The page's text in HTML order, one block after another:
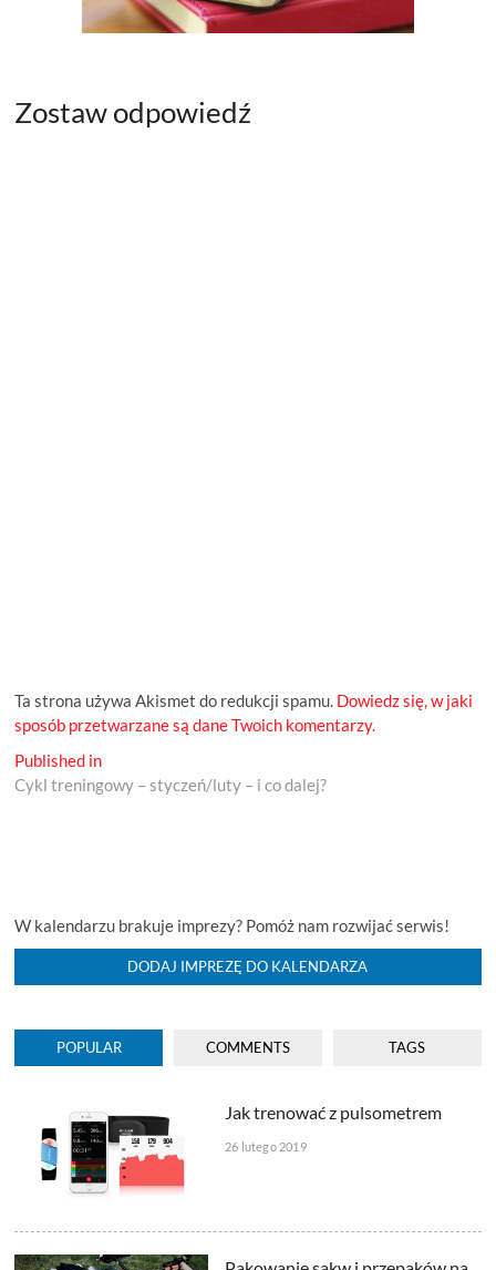
Zostaw odpowiedź
Ta strona używa Akismet do redukcji spamu. Dowiedz się, w jaki
sposób przetwarzane są dane Twoich komentarzy.
Nawigacja
wpisu
Published in
Cykl treningowy – styczeń/luty – i co dalej?
W kalendarzu brakuje imprezy? Pomóż nam rozwijać serwis!
DODAJ IMPREZĘ DO KALENDARZA
POPULAR COMMENTS TAGS
Jak trenować z pulsometrem
26 lutego 2019